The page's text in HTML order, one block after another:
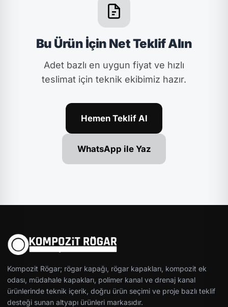
Bu Ürün İçin Net Teklif Alın
Adet bazlı en uygun fiyat ve hızlı
teslimat için teknik ekibimiz hazır.
Hemen Teklif Al
WhatsApp ile Yaz
Kompozit Rögar; rögar kapağı, rögar kapakları, kompozit ek
odası, müdahale kapakları, polimer kanal ve drenaj kanal
ürünlerinde teknik içerik, doğru ürün seçimi ve proje bazlı teklif
desteği sunan altyapı ürünleri markasıdır.